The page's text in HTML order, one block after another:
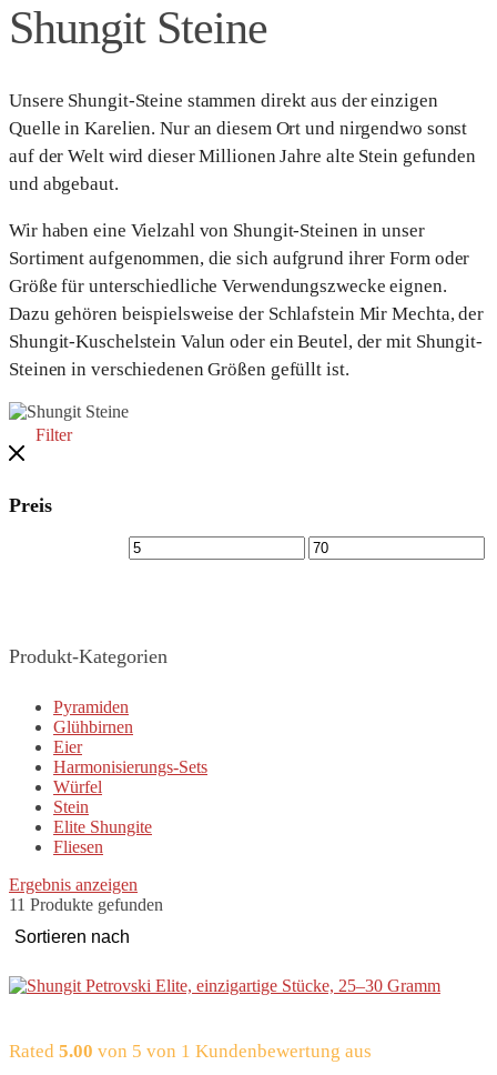
Shungit Steine
Unsere Shungit-Steine stammen direkt aus der einzigen
Quelle in Karelien. Nur an diesem Ort und nirgendwo sonst
auf der Welt wird dieser Millionen Jahre alte Stein gefunden
und abgebaut.
Wir haben eine Vielzahl von Shungit-Steinen in unser
Sortiment aufgenommen, die sich aufgrund ihrer Form oder
Größe für unterschiedliche Verwendungszwecke eignen.
Dazu gehören beispielsweise der Schlafstein Mir Mechta, der
Shungit-Kuschelstein Valun oder ein Beutel, der mit Shungit-
Steinen in verschiedenen Größen gefüllt ist.
Filter
Preis
Produkt-Kategorien
Pyramiden
Glühbirnen
Eier
Harmonisierungs-Sets
Würfel
Stein
Elite Shungite
Fliesen
Ergebnis anzeigen
11 Produkte gefunden
Rated 5.00 von 5 von 1 Kundenbewertung aus